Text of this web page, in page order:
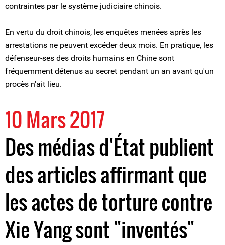
contraintes par le système judiciaire chinois.
En vertu du droit chinois, les enquêtes menées après les
arrestations ne peuvent excéder deux mois. En pratique, les
défenseur-ses des droits humains en Chine sont
fréquemment détenus au secret pendant un an avant qu'un
procès n'ait lieu.
10 Mars 2017
Des médias d'État publient
des articles affirmant que
les actes de torture contre
Xie Yang sont "inventés"